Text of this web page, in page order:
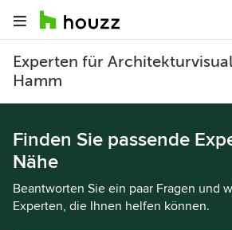
Experten für
Hamm
Finden Sie passende
Nähe
Beantworten Sie ein paar Fragen und
Experten, die Ihnen helfen können.